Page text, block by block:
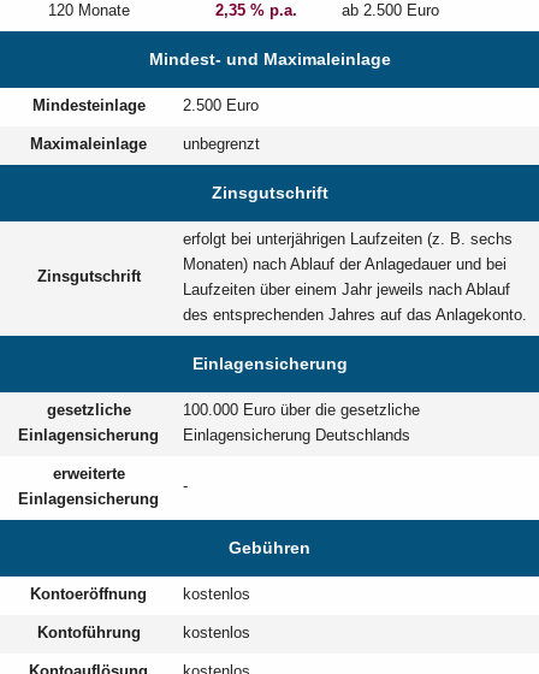
120 Monate 2,35 % p.a. ab 2.500 Euro
Mindest- und Maximaleinlage
Mindesteinlage 2.500 Euro
Maximaleinlage unbegrenzt
Zinsgutschrift
Zinsgutschrift
erfolgt bei unterjährigen Laufzeiten (z. B. sechs
Monaten) nach Ablauf der Anlagedauer und bei
Laufzeiten über einem Jahr jeweils nach Ablauf
des entsprechenden Jahres auf das Anlagekonto.
Einlagensicherung
gesetzliche
Einlagensicherung
100.000 Euro über die gesetzliche
Einlagensicherung Deutschlands
erweiterte
Einlagensicherung
-
Gebühren
Kontoeröffnung kostenlos
Kontoführung kostenlos